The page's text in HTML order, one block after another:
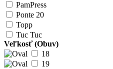
PamPress
Ponte 20
Topp
Tuc Tuc
Veľkosť (Obuv)
18
19